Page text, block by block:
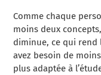
Comme chaque
moins deux
diminue, ce qui rend
avez besoin de
plus adaptée à